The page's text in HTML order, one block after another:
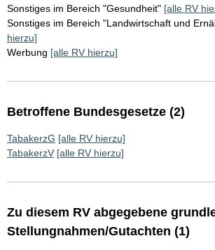
Sonstiges im Bereich "Gesundheit" [alle RV
Sonstiges im Bereich "Landwirtschaft und
hierzu]
Werbung [alle RV hierzu]
Betroffene Bundesgesetze (2)
TabakerzG [alle RV hierzu]
TabakerzV [alle RV hierzu]
Zu diesem RV abgegebene
Stellungnahmen/Gutachten (1)